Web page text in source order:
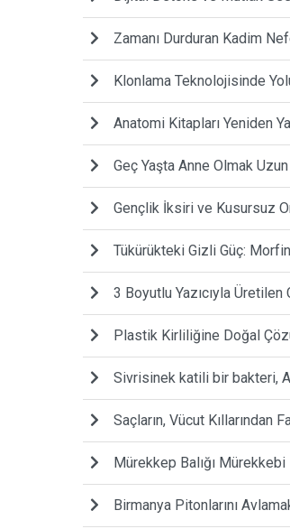
Zamanı Durduran Kadim
Klonlama Teknolojisinde
Anatomi Kitapları Yeniden
Geç Yaşta Anne Olmak
Gençlik İksiri ve Kusursuz
Tükürükteki Gizli Güç:
3 Boyutlu Yazıcıyla Üretilen
Plastik Kirliliğine Doğal
Sivrisinek katili bir bakteri,
Saçların, Vücut Kıllarından
Mürekkep Balığı Mürekkebi
Birmanya Pitonlarını